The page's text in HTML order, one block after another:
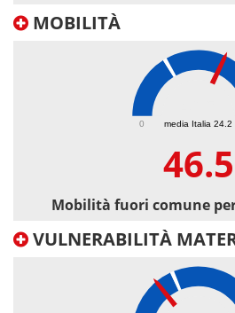
MOBILITÀ
media Italia 24.2
0
46.5
Mobilità fuori comune
VULNERABILITÀ